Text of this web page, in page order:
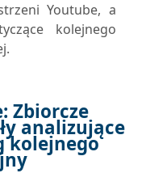
Youtube, a
kolejnego
Zbiorcze
analizujące
kolejnego